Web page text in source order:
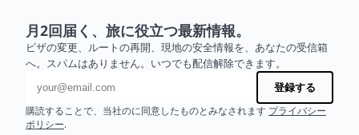
月2回届く、旅に役立つ最新情報。
ビザの変更、ルートの再開、現地の安全情報を、あなたの受信箱
へ。スパムはありません。いつでも配信解除できます。
メールアドレス
登録する
購読することで、当社のに同意したものとみなされます プライバシー
ポリシー.